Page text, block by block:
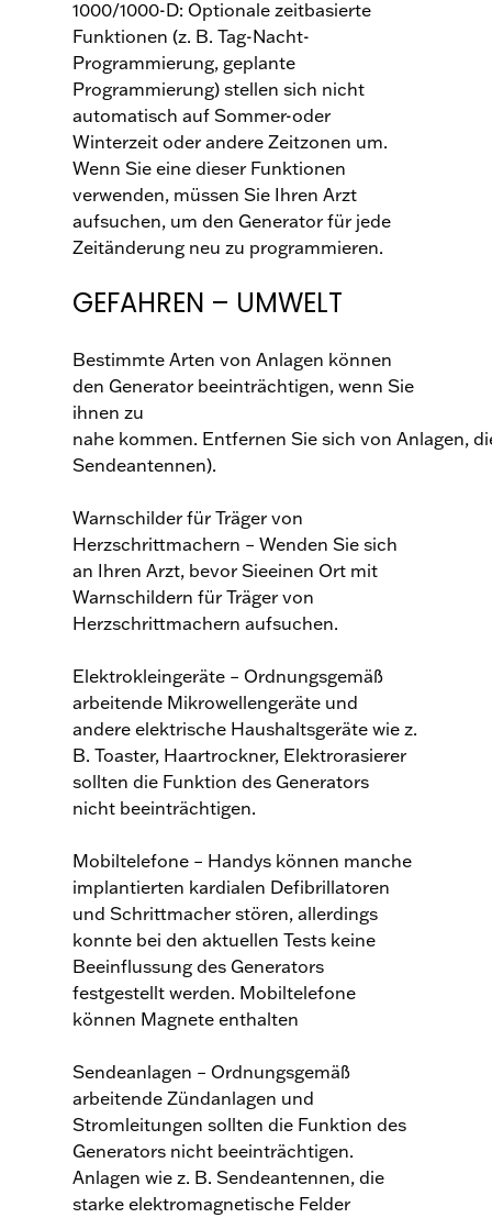
1000/1000-D: Optionale zeitbasierte
Funktionen (z. B. Tag-Nacht-
Programmierung, geplante
Programmierung) stellen sich nicht
automatisch auf Sommer-oder
Winterzeit oder andere Zeitzonen um.
Wenn Sie eine dieser Funktionen
verwenden, müssen Sie Ihren Arzt
aufsuchen, um den Generator für jede
Zeitänderung neu zu programmieren.
GEFAHREN – UMWELT
Bestimmte Arten von Anlagen können
den Generator beeinträchtigen, wenn Sie
ihnen zu
nahe kommen. Entfernen Sie sich von Anlagen,
Sendeantennen).
Warnschilder für Träger von
Herzschrittmachern – Wenden Sie sich
an Ihren Arzt, bevor Sieeinen Ort mit
Warnschildern für Träger von
Herzschrittmachern aufsuchen.
Elektrokleingeräte – Ordnungsgemäß
arbeitende Mikrowellengeräte und
andere elektrische Haushaltsgeräte wie z.
B. Toaster, Haartrockner, Elektrorasierer
sollten die Funktion des Generators
nicht beeinträchtigen.
Mobiltelefone – Handys können manche
implantierten kardialen Defibrillatoren
und Schrittmacher stören, allerdings
konnte bei den aktuellen Tests keine
Beeinflussung des Generators
festgestellt werden. Mobiltelefone
können Magnete enthalten
Sendeanlagen – Ordnungsgemäß
arbeitende Zündanlagen und
Stromleitungen sollten die Funktion des
Generators nicht beeinträchtigen.
Anlagen wie z. B. Sendeantennen, die
starke elektromagnetische Felder